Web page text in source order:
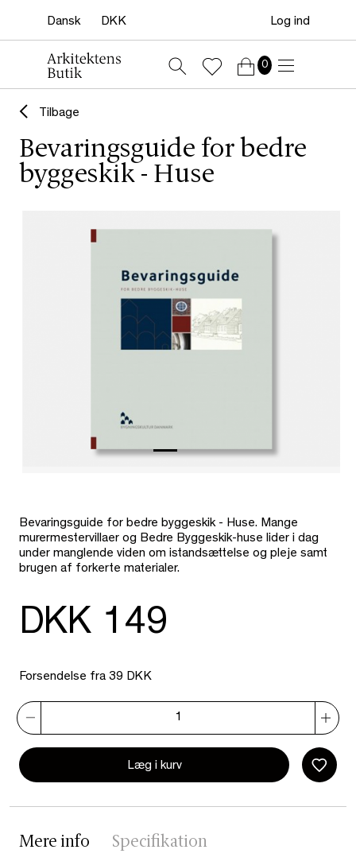
Log ind
0
Tilbage
Bevaringsguide for bedre
byggeskik - Huse
Bevaringsguide for bedre byggeskik - Huse. Mange
murermestervillaer og Bedre Byggeskik-huse lider i dag
under manglende viden om istandsættelse og pleje samt
brugen af forkerte materialer.
DKK 149
Forsendelse fra 39 DKK
Læg i kurv
Mere info Specifikation